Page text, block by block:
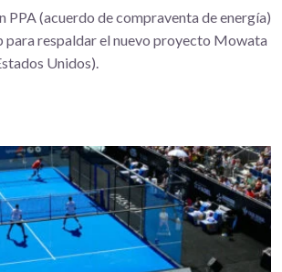
PPA (acuerdo de compraventa de energía)
para respaldar el nuevo proyecto Mowata
Unidos).